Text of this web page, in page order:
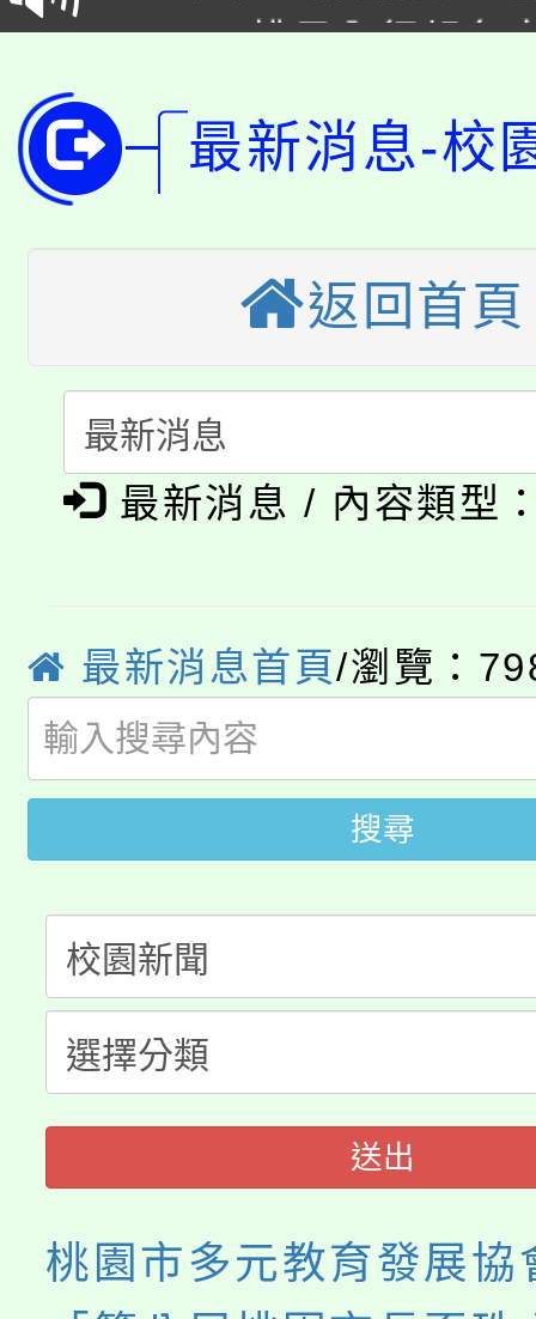
徵才活動。
YOUNG桃局內行報名
開!
115年桃園市運動會8/
桃園市低收入戶享有免
視費優惠，中低收入戶
半價優惠，詳情可洽有
者。
份教師增能研習
大溪自造教育及科技
份教師研習
淨零綠生活教案入校路
會
115年食農教育專業人
程
「本色祭」8/29、30在
局官網。
8月14至27日，桃園電
開!
115年桃園市運動會8/
田徑場及游泳池舉行。
桃園市低收入戶享有免
視費優惠，中低收入戶
半價優惠，詳情可洽有
者。
大園自造教育及科技中
份教師增能研習
大溪自造教育及科技中
份教師研習
淨零綠生活教案入校路
會
115年食農教育專業人
程
最新消息-校
返回首頁
最新消息 / 內容類型
最新消息首頁/瀏覽：
搜尋
送出
桃園市多元教育發展協